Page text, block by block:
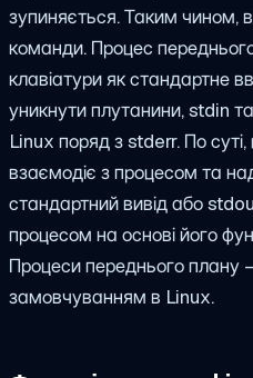
зупиняється. Таким чином,
команди. Процес
клавіатури як стандартне
уникнути плутанини, stdin
Linux поряд з stderr. По
взаємодіє з процесом та
стандартний вивід або
процесом на основі його
Процеси переднього
замовчуванням в Linux.